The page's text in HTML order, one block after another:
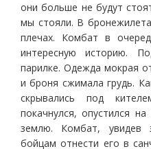
они больше не будут
мы стояли. В
плечах. Комбат в
интересную историю.
парилке. Одежда мокрая
и броня сжимала грудь.
скрывались под
покачнулся, опустился
землю. Комбат, увидев
бойцам отнести его в